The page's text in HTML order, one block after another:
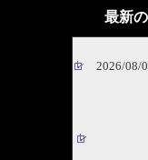
最新
2026/08/